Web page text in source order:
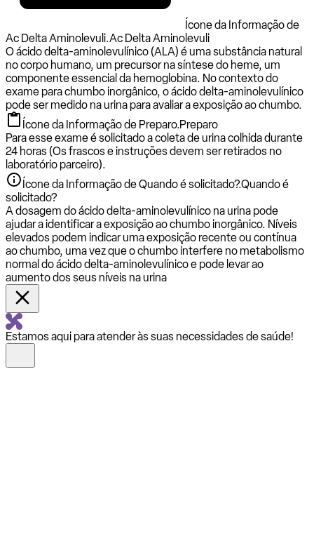
Ícone da Informação de
Ac Delta Aminolevuli.Ac Delta Aminolevuli
O ácido delta-aminolevulínico (ALA) é uma substância natural
no corpo humano, um precursor na síntese do heme, um
componente essencial da hemoglobina. No contexto do
exame para chumbo inorgânico, o ácido delta-aminolevulínico
pode ser medido na urina para avaliar a exposição ao chumbo.
Ícone da Informação de Preparo.Preparo
Para esse exame é solicitado a coleta de urina colhida durante
24 horas (Os frascos e instruções devem ser retirados no
laboratório parceiro).
Ícone da Informação de Quando é solicitado?.Quando é
solicitado?
A dosagem do ácido delta-aminolevulínico na urina pode
ajudar a identificar a exposição ao chumbo inorgânico. Níveis
elevados podem indicar uma exposição recente ou contínua
ao chumbo, uma vez que o chumbo interfere no metabolismo
normal do ácido delta-aminolevulínico e pode levar ao
aumento dos seus níveis na urina
Estamos aqui para atender às suas necessidades de saúde!